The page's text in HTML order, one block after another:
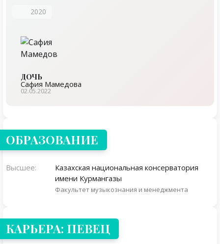
2020
ДОЧЬ
Сафия Мамедова
02.05.2022
ОБРАЗОВАНИЕ
Высшее:
Казахская национальная консерватория
имени Курмангазы
Факультет музыкознания и менеджмента
КАРЬЕРА: ПЕВЕЦ